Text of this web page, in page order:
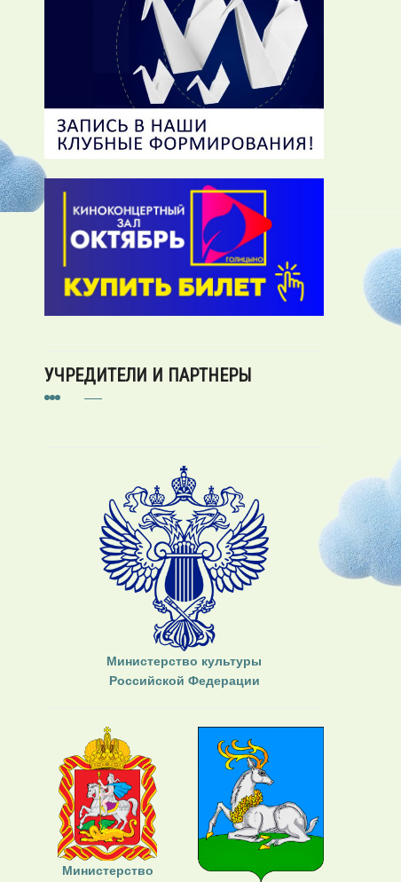
УЧРЕДИТЕЛИ И ПАРТНЕРЫ
Министерство культуры
Российской Федерации
Министерство